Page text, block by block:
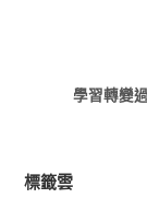
學習轉變
標籤雲